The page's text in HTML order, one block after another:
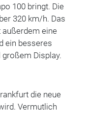
100 bringt. Die
320 km/h. Das
eine
ein besseres
Display.
die neue
Vermutlich